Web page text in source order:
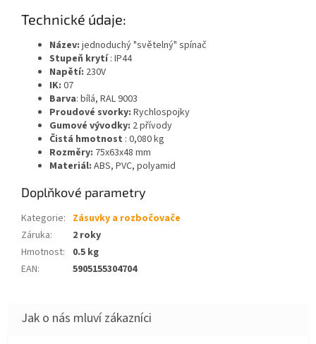
Technické údaje:
Název: jednoduchý "světelný" spínač
Stupeň krytí: IP44
Napětí: 230V
IK: 07
Barva: bílá, RAL 9003
Proudové svorky: Rychlospojky
Gumové vývodky: 2 přívody
Čistá hmotnost : 0,080 kg
Rozměry: 75x63x48 mm
Materiál: ABS, PVC, polyamid
Doplňkové parametry
Kategorie: Zásuvky a rozbočovače
Záruka:
2 roky
Hmotnost:
0.5 kg
EAN: 5905155304704